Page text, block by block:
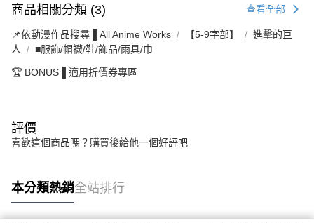
商品相關分類 (3) 查看全部
📌依動漫作品搜尋▐ All Anime Works 【5-9字部】
進擊的巨
人
■服飾/帽襪/鞋/飾品/雨具/巾
🏆 BONUS▐ 適用折價券專區
評價
喜歡這個商品嗎？購買後給他一個好評吧
本分類熱銷全站排行